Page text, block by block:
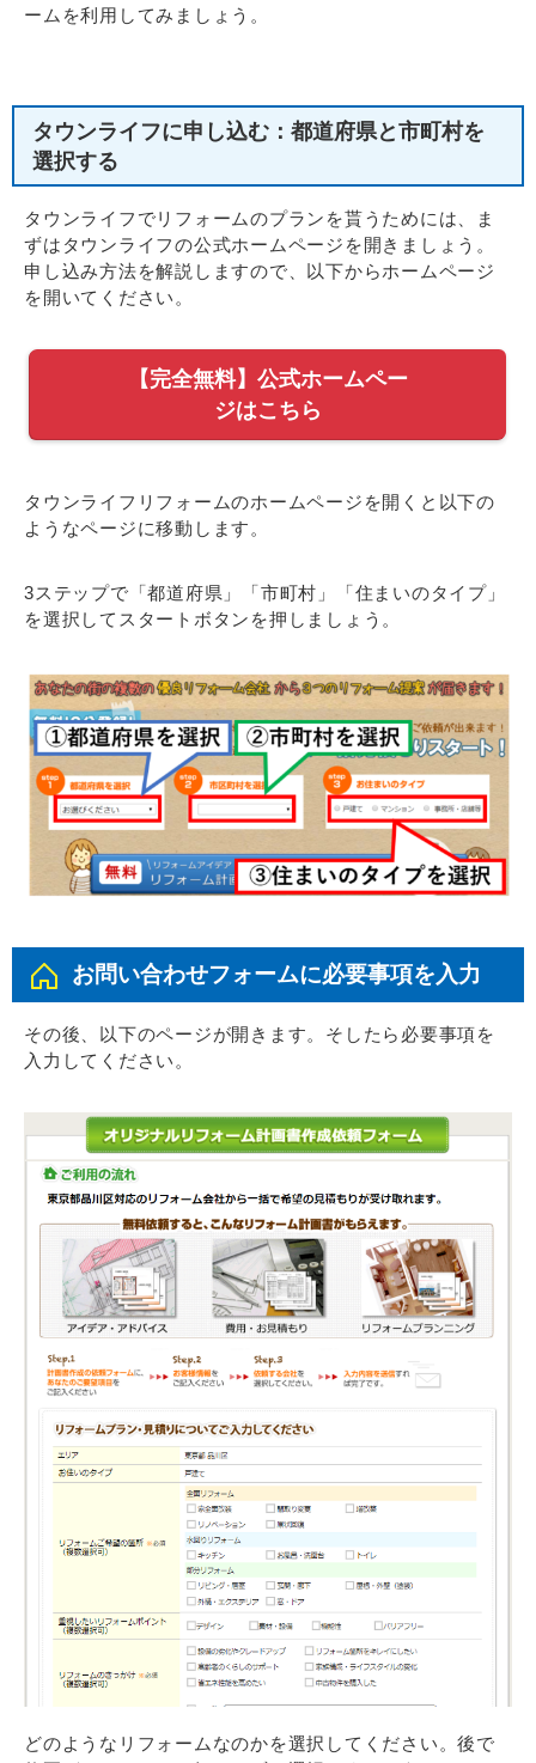
ームを利用してみましょう。
タウンライフに申し込む：都道府県と市町村を
選択する
タウンライフでリフォームのプランを貰うためには、ま
ずはタウンライフの公式ホームページを開きましょう。
申し込み方法を解説しますので、以下からホームページ
を開いてください。
【完全無料】公式ホームペー
ジはこちら
タウンライフリフォームのホームページを開くと以下の
ようなページに移動します。
3ステップで「都道府県」「市町村」「住まいのタイプ」
を選択してスタートボタンを押しましょう。
お問い合わせフォームに必要事項を入力
その後、以下のページが開きます。そしたら必要事項を
入力してください。
どのようなリフォームなのかを選択してください。後で